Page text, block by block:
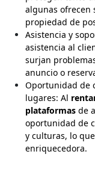
algunas ofrecen
propiedad de
Asistencia y
asistencia al
surjan
anuncio o
Oportunidad de
lugares: Al
plataformas de
oportunidad de
y culturas, lo
enriquecedora.